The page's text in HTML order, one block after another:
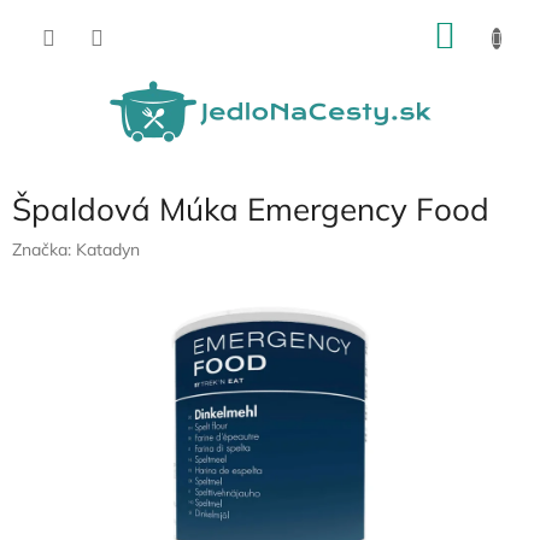
Špaldová Múka Emergency Food
Značka: Katadyn